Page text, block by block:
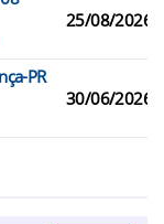
25/08/2026
PR
30/06/2026